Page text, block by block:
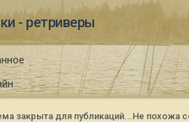
- ретриверы
закрыта для публикаций...Не похожа